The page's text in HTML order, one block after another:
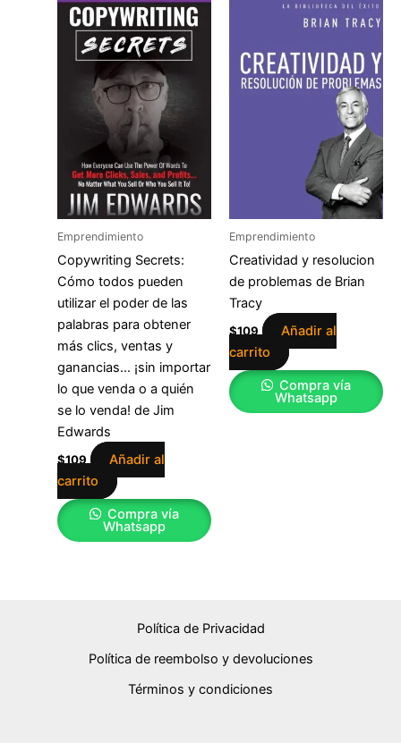
Emprendimiento
Copywriting Secrets:
Cómo todos pueden
utilizar el poder de las
palabras para obtener
más clics, ventas y
ganancias… ¡sin importar
lo que venda o a quién
se lo venda! de Jim
Edwards
$109
Añadir al
carrito
Compra vía
Whatsapp
Emprendimiento
Creatividad y resolucion
de problemas de Brian
Tracy
$109
Añadir al
carrito
Compra vía
Whatsapp
Política de Privacidad
Política de reembolso y devoluciones
Términos y condiciones